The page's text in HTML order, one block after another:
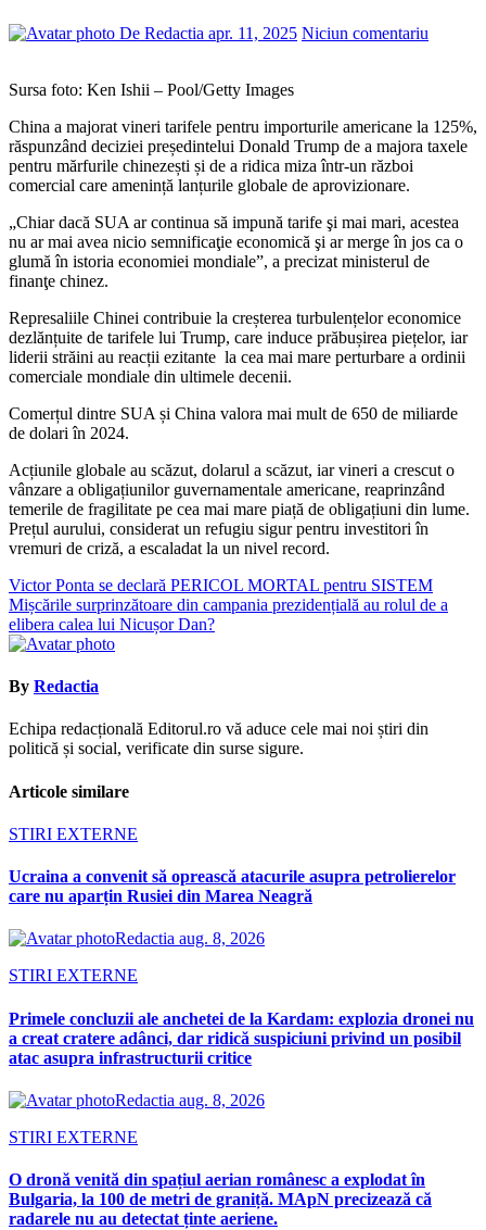
De Redactia apr. 11, 2025 Niciun comentariu
Sursa foto: Ken Ishii – Pool/Getty Images
China a majorat vineri tarifele pentru importurile americane la 125%,
răspunzând deciziei președintelui Donald Trump de a majora taxele
pentru mărfurile chinezești și de a ridica miza într-un război
comercial care amenință lanțurile globale de aprovizionare.
„Chiar dacă SUA ar continua să impună tarife şi mai mari, acestea
nu ar mai avea nicio semnificaţie economică şi ar merge în jos ca o
glumă în istoria economiei mondiale”, a precizat ministerul de
finanţe chinez.
Represaliile Chinei contribuie la creșterea turbulențelor economice
dezlănțuite de tarifele lui Trump, care induce prăbușirea piețelor, iar
liderii străini au reacții ezitante la cea mai mare perturbare a ordinii
comerciale mondiale din ultimele decenii.
Comerțul dintre SUA și China valora mai mult de 650 de miliarde
de dolari în 2024.
Acțiunile globale au scăzut, dolarul a scăzut, iar vineri a crescut o
vânzare a obligațiunilor guvernamentale americane, reaprinzând
temerile de fragilitate pe cea mai mare piață de obligațiuni din lume.
Prețul aurului, considerat un refugiu sigur pentru investitori în
vremuri de criză, a escaladat la un nivel record.
Navigare
în
articole
Victor Ponta se declară PERICOL MORTAL pentru SISTEM
Mișcările surprinzătoare din campania prezidențială au rolul de a
elibera calea lui Nicușor Dan?
By Redactia
Echipa redacțională Editorul.ro vă aduce cele mai noi știri din
politică și social, verificate din surse sigure.
Articole similare
STIRI EXTERNE
Ucraina a convenit să oprească atacurile asupra petrolierelor
care nu aparțin Rusiei din Marea Neagră
Redactia aug. 8, 2026
STIRI EXTERNE
Primele concluzii ale anchetei de la Kardam: explozia dronei nu
a creat cratere adânci, dar ridică suspiciuni privind un posibil
atac asupra infrastructurii critice
Redactia aug. 8, 2026
STIRI EXTERNE
O dronă venită din spațiul aerian românesc a explodat în
Bulgaria, la 100 de metri de graniță. MApN precizează că
radarele nu au detectat ținte aeriene.